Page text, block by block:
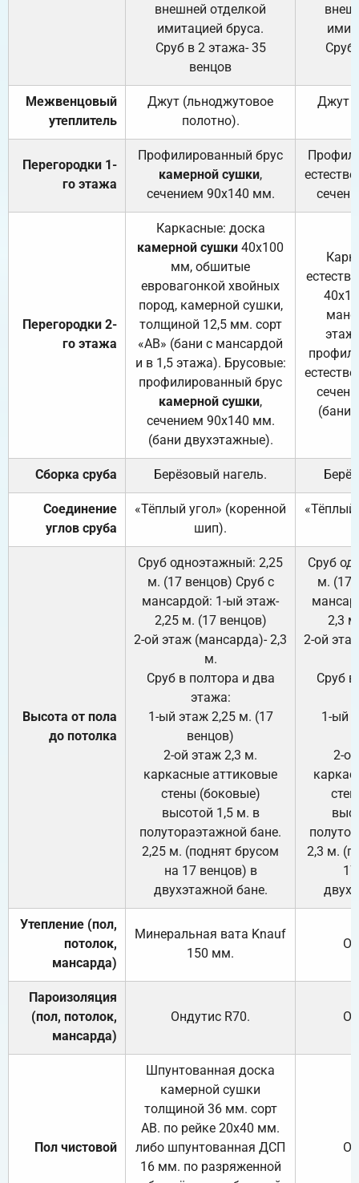
внешней отделкой
имитацией бруса.
Сруб в 2 этажа- 35
венцов
Сруб
Межвенцовый
утеплитель
Джут (льноджутовое
полотно).
Джут
Перегородки 1-
го этажа
Профилированный брус
камерной сушки,
сечением 90х140 мм.
Перегородки 2-
го этажа
Каркасные: доска
камерной сушки 40х100
мм, обшитые
евровагонкой хвойных
пород, камерной сушки,
толщиной 12,5 мм. сорт
«АВ» (бани с мансардой
и в 1,5 этажа). Брусовые:
профилированный брус
камерной сушки,
сечением 90х140 мм.
(бани двухэтажные).
(бани
Сборка сруба Берёзовый нагель.
Соединение
углов сруба
«Тёплый угол» (коренной
шип).
«Тёплый
Высота от пола
до потолка
Сруб одноэтажный: 2,25
м. (17 венцов) Сруб с
мансардой: 1-ый этаж-
2,25 м. (17 венцов)
2-ой этаж (мансарда)- 2,3
м.
Сруб в полтора и два
этажа:
1-ый этаж 2,25 м. (17
венцов)
2-ой этаж 2,3 м.
каркасные аттиковые
стены (боковые)
высотой 1,5 м. в
полутораэтажной бане.
2,25 м. (поднят брусом
на 17 венцов) в
двухэтажной бане.
Сруб
м. (17
2,3
2-ой
Сруб
1-ый
2-
2,3 м.
Утепление (пол,
потолок,
мансарда)
Минеральная вата Knauf
150 мм.
Пароизоляция
(пол, потолок,
мансарда)
Ондутис R70.
Пол чистовой
Шпунтованная доска
камерной сушки
толщиной 36 мм. сорт
АВ. по рейке 20х40 мм.
либо шпунтованная ДСП
16 мм. по разряженной